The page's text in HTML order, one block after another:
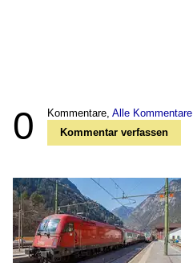
0 Kommentare, Alle Kommentare
Kommentar verfassen